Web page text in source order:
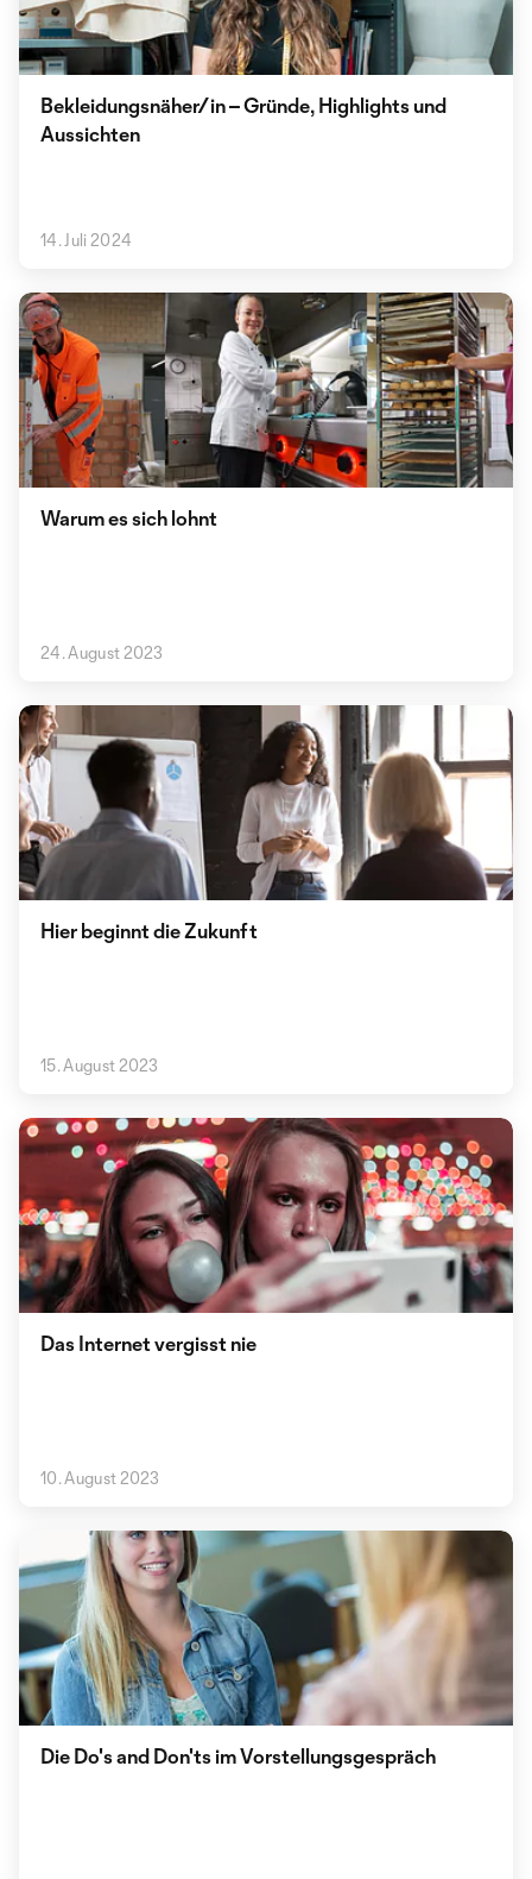
Bekleidungsnäher/in – Gründe, Highlights und
Aussichten
14. Juli 2024
Warum es sich lohnt
24. August 2023
Hier beginnt die Zukunft
15. August 2023
Das Internet vergisst nie
10. August 2023
Die Do's and Don'ts im Vorstellungsgespräch